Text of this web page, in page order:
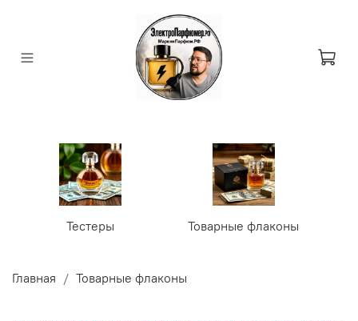
Тестеры Товарные флаконы
Главная Товарные флаконы